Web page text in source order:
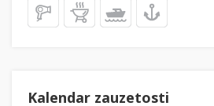
Kalendar zauzetosti